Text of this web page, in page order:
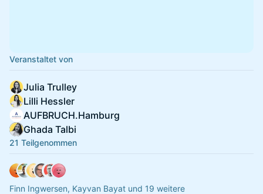
Veranstaltet von
Julia Trulley
Lilli Hessler
AUFBRUCH.Hamburg
Ghada Talbi
21 Teilgenommen
Finn Ingwersen, Kayvan Bayat und 19 weitere